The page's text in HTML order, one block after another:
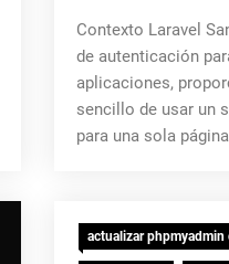
Contexto Laravel
de autenticación
aplicaciones,
sencillo de usar un
para una sola
actualizar phpmyadmin